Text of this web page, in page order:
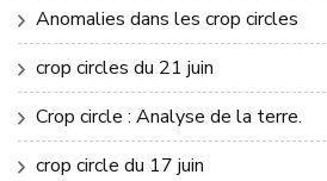
Anomalies dans les crop circles
crop circles du 21 juin
Crop circle : Analyse de la terre.
crop circle du 17 juin